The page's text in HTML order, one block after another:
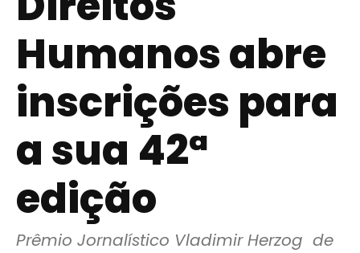
Humanos abre
inscrições para
a sua 42ª
edição
Prêmio Jornalístico Vladimir Herzog  de